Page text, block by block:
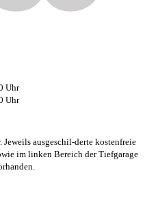
Uhr
Uhr
ausgeschil-derte kostenfreie
im linken Bereich der Tiefgarage